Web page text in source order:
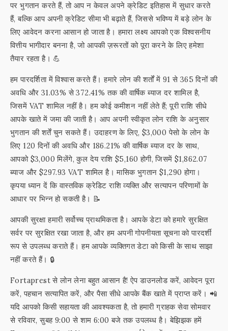
पर भुगतान करते हैं, तो आप न केवल अपने क्रेडिट इतिहास में सुधार करते
हैं, बल्कि आप अपनी क्रेडिट सीमा भी बढ़ाते हैं, जिससे भविष्य में बड़े लोन के
लिए आवेदन करना आसान हो जाता है। हमारा लक्ष्य आपको एक विश्वसनीय
वित्तीय भागीदार बनना है, जो आपकी ज़रूरतों को पूरा करने के लिए हमेशा
तैयार रहता है। 💪
हम पारदर्शिता में विश्वास करते हैं। हमारे लोन की शर्तों में 91 से 365 दिनों की
अवधि और 31.03% से 372.41% तक की वार्षिक ब्याज दर शामिल है,
जिसमें VAT शामिल नहीं है। हम कोई कमीशन नहीं लेते हैं; पूरी राशि सीधे
आपके खाते में जमा की जाती है। आप अपनी स्वीकृत लोन राशि के अनुसार
भुगतान की शर्तें चुन सकते हैं। उदाहरण के लिए, $3,000 पेसो के लोन के
लिए 120 दिनों की अवधि और 186.21% की वार्षिक ब्याज दर के साथ,
आपको $3,000 मिलेंगे, कुल देय राशि $5,160 होगी, जिसमें $1,862.07
ब्याज और $297.93 VAT शामिल है। मासिक भुगतान $1,290 होगा।
कृपया ध्यान दें कि वास्तविक क्रेडिट राशि व्यक्ति और सत्यापन परिणामों के
आधार पर भिन्न हो सकती है। 📝
आपकी सुरक्षा हमारी सर्वोच्च प्राथमिकता है। आपके डेटा को हमारे सुरक्षित
सर्वर पर सुरक्षित रखा जाता है, और हम अपनी गोपनीयता सूचना को पारदर्शी
रूप से उपलब्ध कराते हैं। हम आपके व्यक्तिगत डेटा को किसी के साथ साझा
नहीं करते हैं। 🔒
Fortaprest से लोन लेना बहुत आसान है! ऐप डाउनलोड करें, आवेदन पूरा
करें, पहचान सत्यापित करें, और पैसा सीधे आपके बैंक खाते में प्राप्त करें। 📲
यदि आपको किसी सहायता की आवश्यकता है, तो हमारी ग्राहक सेवा सोमवार
से रविवार, सुबह 9:00 से शाम 6:00 बजे तक उपलब्ध है। बेझिझक हमें